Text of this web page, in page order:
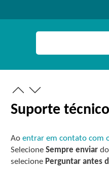
Suporte técnico
Aoentrar em contato com o
SelecioneSempre enviar
selecione Perguntar antes